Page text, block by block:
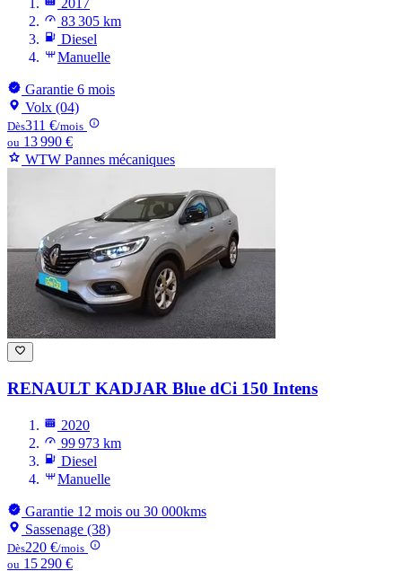
2017
83 305 km
Diesel
Manuelle
Garantie 6 mois
Volx (04)
Dès311 €/mois
ou 13 990 €
WTW Pannes mécaniques
RENAULT KADJAR Blue dCi 150 Intens
2020
99 973 km
Diesel
Manuelle
Garantie 12 mois ou 30 000kms
Sassenage (38)
Dès220 €/mois
ou 15 290 €